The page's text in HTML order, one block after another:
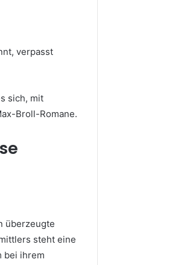
verpasst
sich, mit
Broll-Romane.
überzeugte
steht eine
bei ihrem